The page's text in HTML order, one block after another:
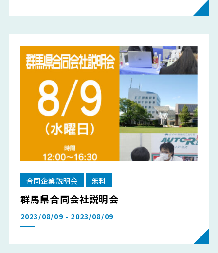
合同企業説明会 無料
群馬県合同会社説明会
2023/08/09 - 2023/08/09